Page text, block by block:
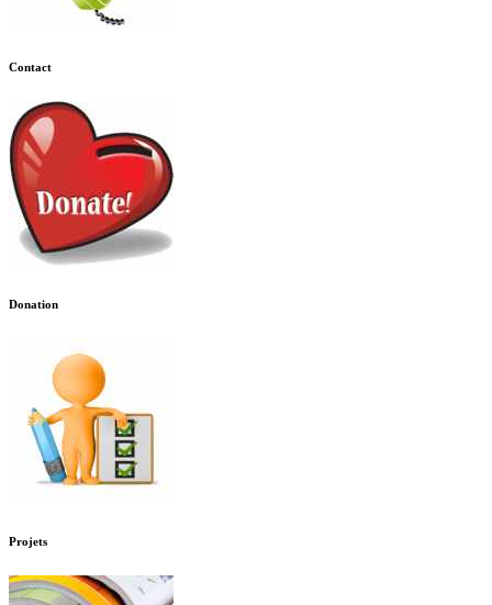
Contact
Donation
Projets